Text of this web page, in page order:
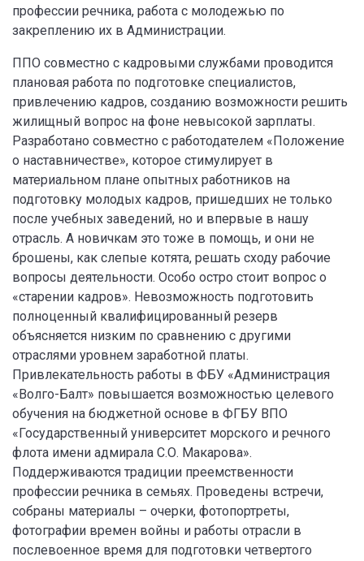
профессии речника, работа с молодежью по
закреплению их в Администрации.
ППО совместно с кадровыми службами проводится
плановая работа по подготовке специалистов,
привлечению кадров, созданию возможности решить
жилищный вопрос на фоне невысокой зарплаты.
Разработано совместно с работодателем «Положение
о наставничестве», которое стимулирует в
материальном плане опытных работников на
подготовку молодых кадров, пришедших не только
после учебных заведений, но и впервые в нашу
отрасль. А новичкам это тоже в помощь, и они не
брошены, как слепые котята, решать сходу рабочие
вопросы деятельности. Особо остро стоит вопрос о
«старении кадров». Невозможность подготовить
полноценный квалифицированный резерв
объясняется низким по сравнению с другими
отраслями уровнем заработной платы.
Привлекательность работы в ФБУ «Администрация
«Волго-Балт» повышается возможностью целевого
обучения на бюджетной основе в ФГБУ ВПО
«Государственный университет морского и речного
флота имени адмирала С.О. Макарова».
Поддерживаются традиции преемственности
профессии речника в семьях. Проведены встречи,
собраны материалы – очерки, фотопортреты,
фотографии времен войны и работы отрасли в
послевоенное время для подготовки четвертого